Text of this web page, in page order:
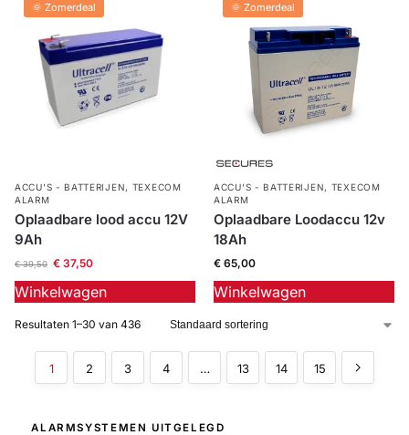
🌞 Zomerdeal
ACCU'S - BATTERIJEN, TEXECOM
ALARM
Oplaadbare lood accu 12V
9Ah
€39,50 €37,50
Winkelwagen
🌞 Zomerdeal
ACCU'S - BATTERIJEN, TEXECOM
ALARM
Oplaadbare Loodaccu 12v
18Ah
€ 65,00
Winkelwagen
Resultaten 1–30 van 436
1 2 3 4 … 13 14 15
ALARMSYSTEMEN UITGELEGD